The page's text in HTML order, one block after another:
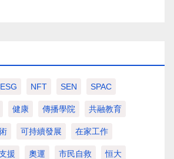
ESG NFT SEN SPAC
健康 傳播學院 共融教育
可持續發展 在家工作
援 奧運 市民自救 恒大